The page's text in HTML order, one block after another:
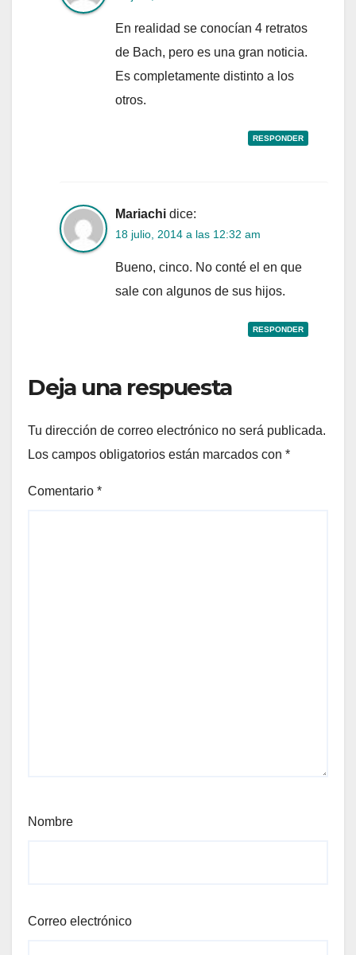
En realidad se conocían 4 retratos
de Bach, pero es una gran noticia.
Es completamente distinto a los
otros.
RESPONDER
Mariachi dice:
18 julio, 2014 a las 12:32 am
Bueno, cinco. No conté el en que
sale con algunos de sus hijos.
RESPONDER
Deja una respuesta
Tu dirección de correo electrónico no será publicada.
Los campos obligatorios están marcados con *
Comentario *
Nombre
Correo electrónico